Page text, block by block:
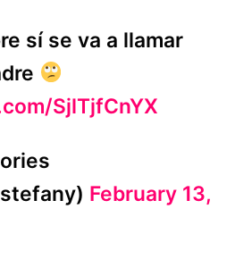
sí se va a llamar
SjlTjfCnYX
February 13,